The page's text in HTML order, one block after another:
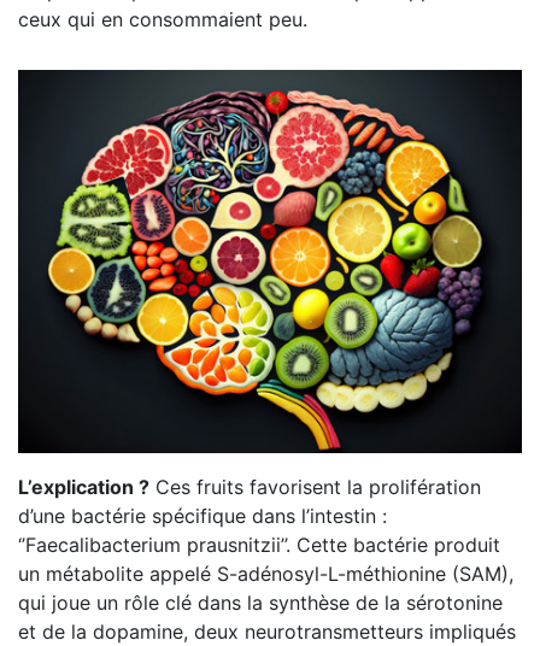
ceux qui en consommaient peu.
L’explication ? Ces fruits favorisent la prolifération
d’une bactérie spécifique dans l’intestin :
‘’Faecalibacterium prausnitzii’’. Cette bactérie produit
un métabolite appelé S-adénosyl-L-méthionine (SAM),
qui joue un rôle clé dans la synthèse de la sérotonine
et de la dopamine, deux neurotransmetteurs impliqués